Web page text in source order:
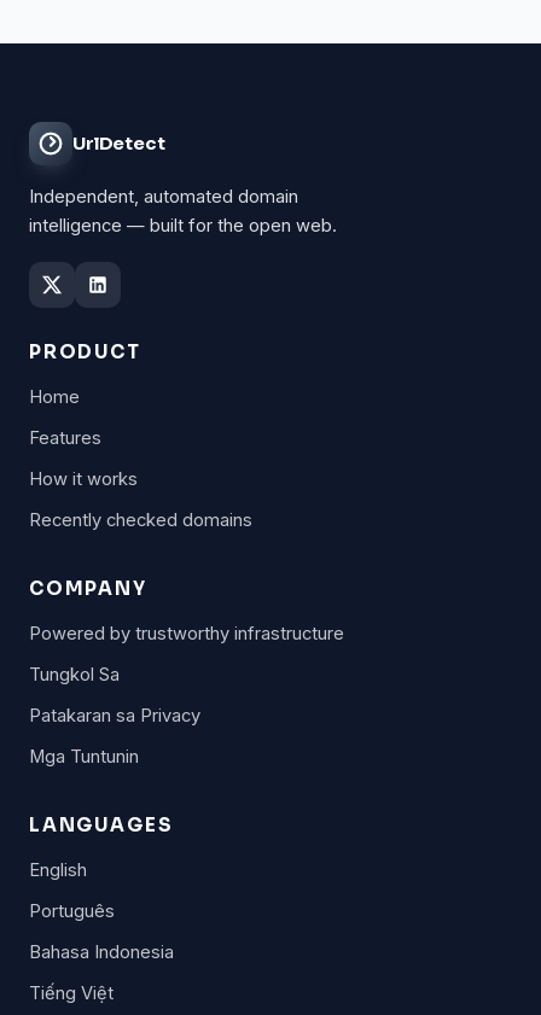
UrlDetect
Independent, automated domain
intelligence — built for the open web.
PRODUCT
Home
Features
How it works
Recently checked domains
COMPANY
Powered by trustworthy infrastructure
Tungkol Sa
Patakaran sa Privacy
Mga Tuntunin
LANGUAGES
English
Português
Bahasa Indonesia
Tiếng Việt